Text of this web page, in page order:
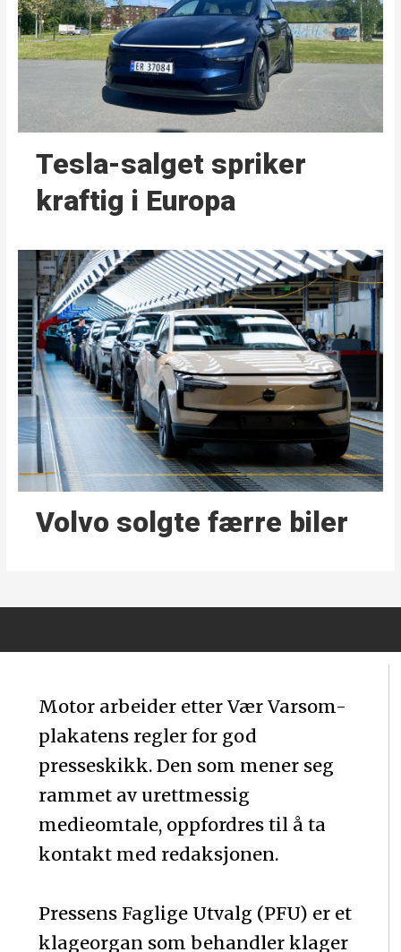
Tesla-salget spriker
kraftig i Europa
Volvo solgte færre biler
Motor arbeider etter Vær Varsom-
plakatens regler for god
presseskikk. Den som mener seg
rammet av urettmessig
medieomtale, oppfordres til å ta
kontakt med redaksjonen.
Pressens Faglige Utvalg (PFU) er et
klageorgan som behandler klager